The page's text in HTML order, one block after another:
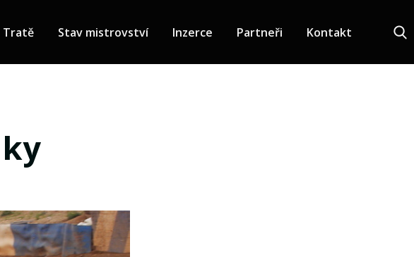
Tratě Stav mistrovství Inzerce Partneři Kontakt